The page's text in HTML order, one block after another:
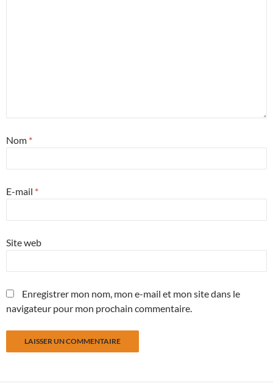
Nom *
E-mail *
Site web
Enregistrer mon nom, mon e-mail et mon site dans le
navigateur pour mon prochain commentaire.